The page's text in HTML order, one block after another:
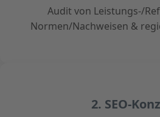
Audit von Leistungs-/
Normen/Nachweisen &
2. SEO-